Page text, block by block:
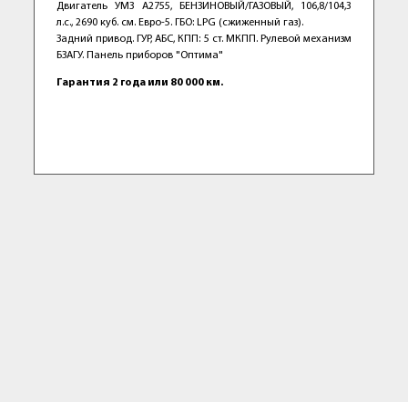
Двигатель УМЗ А2755, БЕНЗИНОВЫЙ/ГАЗОВЫЙ, 106,8/104,3
л.с., 2690 куб. см. Евро-5. ГБО: LPG (сжиженный газ).
Задний привод. ГУР, АБС, КПП: 5 ст. МКПП. Рулевой механизм
БЗАГУ. Панель приборов "Оптима"
Гарантия 2 года или 80 000 км.